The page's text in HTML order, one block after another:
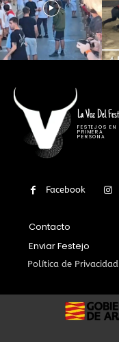
La Voz Del
FESTEJOS EN
PRIMERA
PERSONA
Facebook
Contacto
Enviar Festejo
Política de Privacidad